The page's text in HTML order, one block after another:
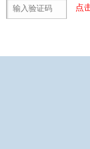
点